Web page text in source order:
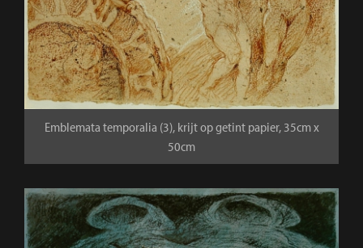
Emblemata temporalia (3), krijt op getint papier, 35cm x
50cm